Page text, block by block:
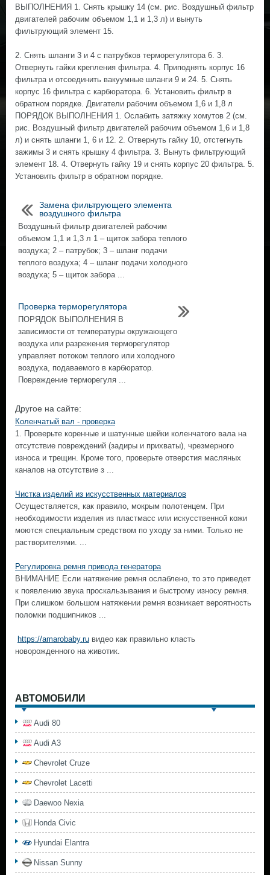
ВЫПОЛНЕНИЯ 1. Снять крышку 14 (см. рис. Воздушный фильтр
двигателей рабочим объемом 1,1 и 1,3 л) и вынуть
фильтрующий элемент 15.
2. Снять шланги 3 и 4 с патрубков терморегулятора 6. 3.
Отвернуть гайки крепления фильтра. 4. Приподнять корпус 16
фильтра и отсоединить вакуумные шланги 9 и 24. 5. Снять
корпус 16 фильтра с карбюратора. 6. Установить фильтр в
обратном порядке. Двигатели рабочим объемом 1,6 и 1,8 л
ПОРЯДОК ВЫПОЛНЕНИЯ 1. Ослабить затяжку хомутов 2 (см.
рис. Воздушный фильтр двигателей рабочим объемом 1,6 и 1,8
л) и снять шланги 1, 6 и 12. 2. Отвернуть гайку 10, отстегнуть
зажимы 3 и снять крышку 4 фильтра. 3. Вынуть фильтрующий
элемент 18. 4. Отвернуть гайку 19 и снять корпус 20 фильтра. 5.
Установить фильтр в обратном порядке.
Замена фильтрующего элемента
воздушного фильтра
Воздушный фильтр двигателей рабочим
объемом 1,1 и 1,3 л 1 – щиток забора теплого
воздуха; 2 – патрубок; 3 – шланг подачи
теплого воздуха; 4 – шланг подачи холодного
воздуха; 5 – щиток забора ...
Проверка терморегулятора
ПОРЯДОК ВЫПОЛНЕНИЯ В
зависимости от температуры окружающего
воздуха или разрежения терморегулятор
управляет потоком теплого или холодного
воздуха, подаваемого в карбюратор.
Повреждение терморегуля ...
Другое на сайте:
Коленчатый вал - проверка
1. Проверьте коренные и шатунные шейки коленчатого вала на
отсутствие повреждений (задиры и прихваты), чрезмерного
износа и трещин. Кроме того, проверьте отверстия масляных
каналов на отсутствие з ...
Чистка изделий из искусственных материалов
Осуществляется, как правило, мокрым полотенцем. При
необходимости изделия из пластмасс или искусственной кожи
моются специальным средством по уходу за ними. Только не
растворителями. ...
Регулировка ремня привода генератора
ВНИМАНИЕ Если натяжение ремня ослаблено, то это приведет
к появлению звука проскальзывания и быстрому износу ремня.
При слишком большом натяжении ремня возникает вероятность
поломки подшипников ...
https://amarobaby.ru видео как правильно класть
новорожденного на животик.
АВТОМОБИЛИ
Audi 80
Audi A3
Chevrolet Cruze
Chevrolet Lacetti
Daewoo Nexia
Honda Civic
Hyundai Elantra
Nissan Sunny